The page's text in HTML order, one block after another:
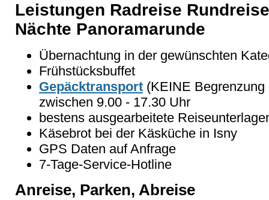
Leistungen Radreise
Nächte Panoramarunde
Übernachtung in der gewünschten
Frühstücksbuffet
Gepäcktransport (KEINE
zwischen 9.00 - 17.30 Uhr
bestens ausgearbeitete
Käsebrot bei der Käsküche in Isny
GPS Daten auf Anfrage
7-Tage-Service-Hotline
Anreise, Parken, Abreise